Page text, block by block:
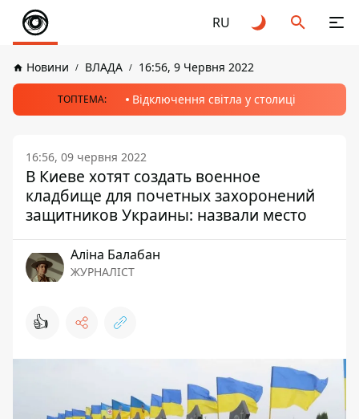
RU
Новини ВЛАДА 16:56, 9 Червня 2022
ТОПТЕМА: Відключення світла у столиці
16:56, 09 червня 2022
В Киеве хотят создать военное
кладбище для почетных захоронений
защитников Украины: назвали место
Аліна Балабан
ЖУРНАЛІСТ
👍